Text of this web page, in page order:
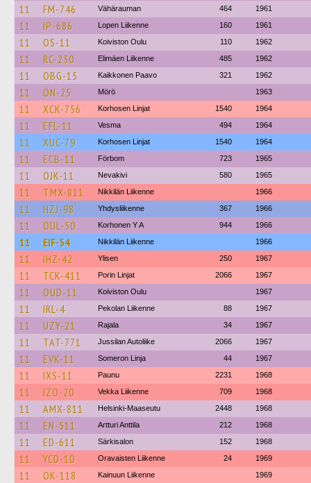
11 FM-746 Vähärauman 464 1961
11 IP-686 Lopen Liikenne 160 1961
11 OS-11 Koiviston Oulu 110 1962
11 RC-230 Elimäen Liikenne 485 1962
11 OBG-15 Kaikkonen Paavo 321 1962
11 ON-25 Mörö 1963
11 XCK-756 Korhosen Linjat 1540 1964
11 EFL-11 Vesma 494 1964
11 XUC-79 Korhosen Linjat 1540 1964
11 ECB-11 Förbom 723 1965
11 OJK-11 Nevakivi 580 1965
11 TMX-811 Nikkilän Liikenne 1966
11 HZJ-98 Yhdysliikenne 367 1966
11 OUL-50 Korhonen Y A 944 1966
11 EIF-54 Nikkilän Liikenne 1966
11 IHZ-42 Ylisen 250 1967
11 TCK-411 Porin Linjat 2066 1967
11 OUD-11 Koiviston Oulu 1967
11 IRL-4 Pekolan Liikenne 88 1967
11 UZY-21 Rajala 34 1967
11 TAT-771 Jussilan Autoliike 2066 1967
11 EVK-11 Someron Linja 44 1967
11 IXS-11 Paunu 2231 1968
11 IZO-20 Vekka Liikenne 709 1968
11 AMX-811 Helsinki-Maaseutu 2448 1968
11 EN-511 Artturi Anttila 212 1968
11 ED-611 Särkisalon 152 1968
11 YCD-10 Oravaisten Liikenne 24 1969
11 OK-118 Kainuun Liikenne 1969